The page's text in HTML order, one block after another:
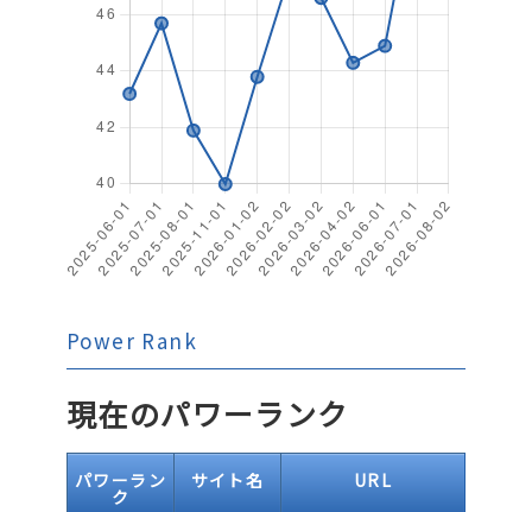
Power Rank
現在のパワーランク
パワーラン
ク
サイト名 URL